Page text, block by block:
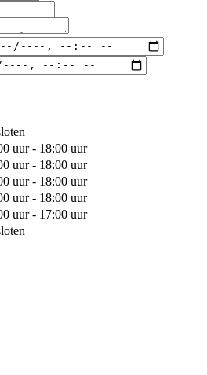
uur - 18:00 uur
uur - 18:00 uur
uur - 18:00 uur
uur - 18:00 uur
uur - 17:00 uur